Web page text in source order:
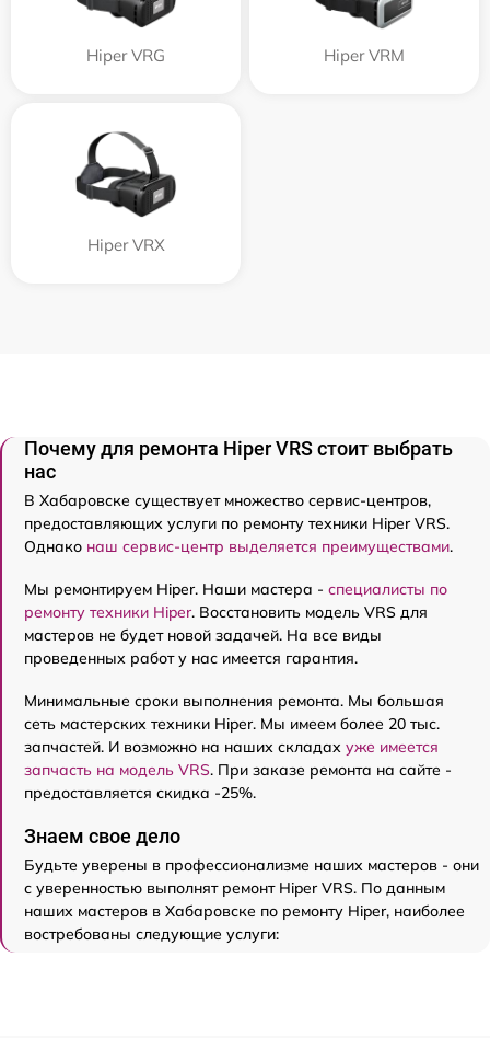
Hiper VRG Hiper VRM
Hiper VRX
Почему для ремонта Hiper VRS стоит выбрать
нас
В Хабаровске существует множество сервис-центров,
предоставляющих услуги по ремонту техники Hiper VRS.
Однако наш сервис-центр выделяется преимуществами.
Мы ремонтируем Hiper. Наши мастера - специалисты по
ремонту техники Hiper. Восстановить модель VRS для
мастеров не будет новой задачей. На все виды
проведенных работ у нас имеется гарантия.
Минимальные сроки выполнения ремонта. Мы большая
сеть мастерских техники Hiper. Мы имеем более 20 тыс.
запчастей. И возможно на наших складах уже имеется
запчасть на модель VRS. При заказе ремонта на сайте -
предоставляется скидка -25%.
Знаем свое дело
Будьте уверены в профессионализме наших мастеров - они
с уверенностью выполнят ремонт Hiper VRS. По данным
наших мастеров в Хабаровске по ремонту Hiper, наиболее
востребованы следующие услуги: